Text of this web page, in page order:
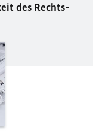
des Rechts-